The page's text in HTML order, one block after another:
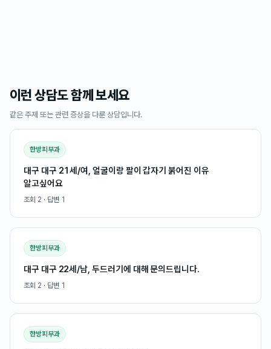
이런 상담도 함께 보세요
같은 주제 또는 관련 증상을 다룬 상담입니다.
한방피부과
대구 대구 21세/여, 얼굴이랑 팔이 갑자기 붉어진 이유
알고싶어요
조회 2 · 답변 1
한방피부과
대구 대구 22세/남, 두드러기에 대해 문의드립니다.
조회 2 · 답변 1
한방피부과